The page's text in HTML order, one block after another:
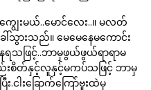
းမယ်..မောင်လေး..။ မလတ်
သွားသည်။ မေမေနေမကောင်း
သဖြင့်..ဘာမှဖွယ်ဖွယ်ရာရာမ
စိတ်နှင့်လူနှင့်မကပ်သဖြင့် ဘာမှ
.ငါးခြောက်ကြော်ဗူးထဲမှ